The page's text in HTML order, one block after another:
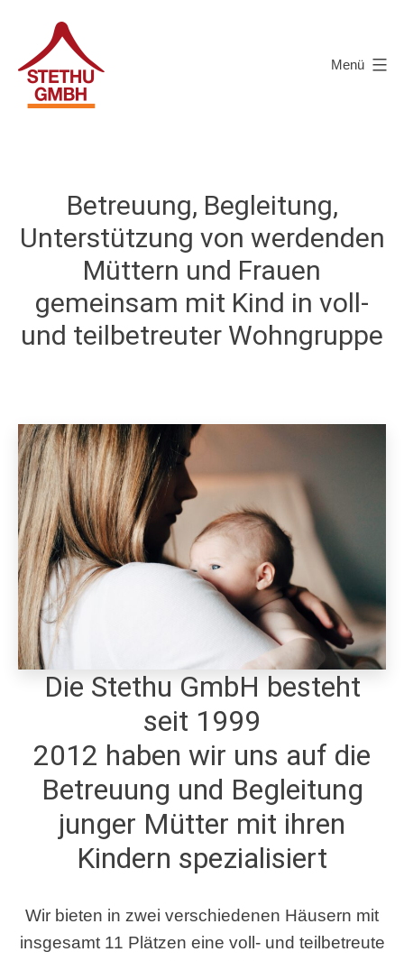
springen
Träger
Kind
Wohngruppen
Menü
Betreuung, Begleitung,
Unterstützung von werdenden
Müttern und Frauen
gemeinsam mit Kind in voll-
und teilbetreuter Wohngruppe
Die Stethu GmbH besteht
seit 1999
2012 haben wir uns auf die
Betreuung und Begleitung
junger Mütter mit ihren
Kindern spezialisiert
Wir bieten in zwei verschiedenen Häusern mit
insgesamt 11 Plätzen eine voll- und teilbetreute